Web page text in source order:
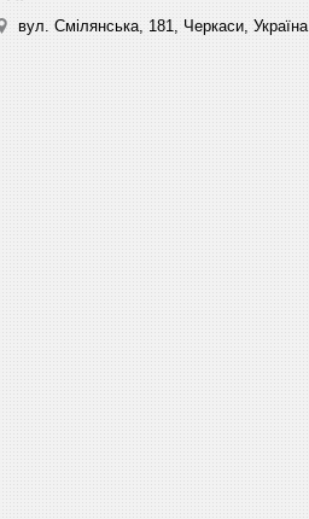
вул. Смілянська, 181, Черкаси, Україна